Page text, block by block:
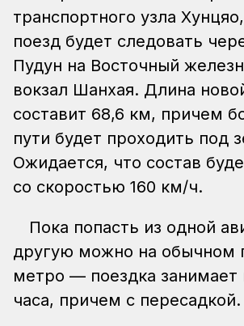
транспортного узла
поезд будет следовать
Пудун на Восточный
вокзал Шанхая. Длина
составит 68,6 км, причем
пути будет проходить под
Ожидается, что состав
со скоростью 160 км/ч.
Пока попасть из одной
другую можно на обычном
метро — поездка занимает
часа, причем с пересадкой.